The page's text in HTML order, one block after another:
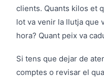
clients. Quants kilos et
lot va venir la llutja que
hora? Quant peix va
Si tens que dejar de
comptes o revisar el